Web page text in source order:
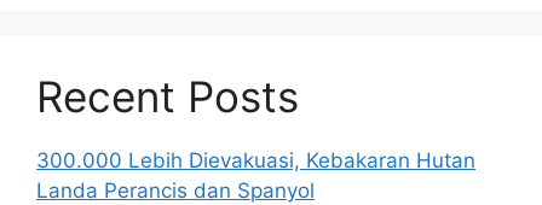
300.000 Lebih Dievakuasi, Kebakaran Hutan
Landa Perancis dan Spanyol
Mengenal Lebih Dekat Program Triple Win dan